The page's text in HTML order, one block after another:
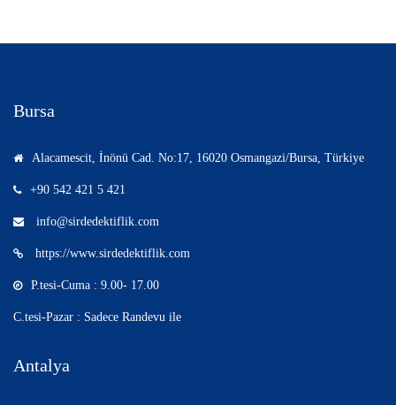
Bursa
Alacamescit, İnönü Cad. No:17, 16020 Osmangazi/Bursa, Türkiye
+90 542 421 5 421
info@sirdedektiflik.com
https://www.sirdedektiflik.com
P.tesi-Cuma : 9.00- 17.00
C.tesi-Pazar : Sadece Randevu ile
Antalya